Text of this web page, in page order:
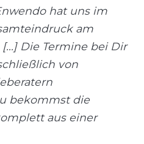
hat uns im
am
Die Termine bei Dir
von
bekommst die
aus einer